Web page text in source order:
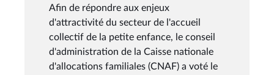
Afin de répondre aux enjeux
d'attractivité du secteur de l'accueil
collectif de la petite enfance, le conseil
d'administration de la Caisse nationale
d'allocations familiales (CNAF) a voté le